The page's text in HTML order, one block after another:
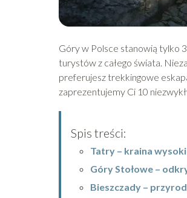
Góry w Polsce stanowią tylko
turystów z całego świata.
preferujesz trekkingowe
zaprezentujemy Ci 10
Spis treści:
Tatry – kraina
Góry Stołowe –
Bieszczady –